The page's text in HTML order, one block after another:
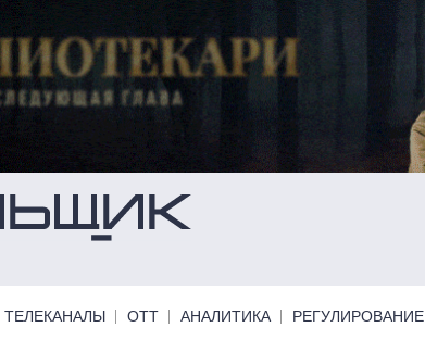
ТЕЛЕКАНАЛЫ ОТТ АНАЛИТИКА РЕГУЛИРОВАНИЕ